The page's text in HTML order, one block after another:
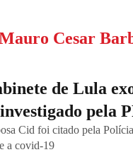
Cesar
de Lula
pela
Cid foi citado pela
a covid-19